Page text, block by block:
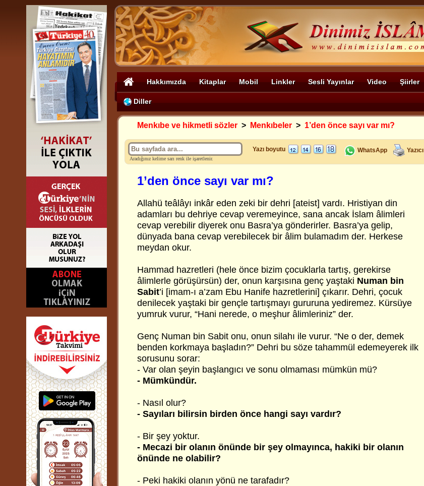
Hakkımızda Kitaplar Mobil Linkler Sesli Yayınlar Video Şiirler
Diller
Menkıbe ve hikmetli sözler > Menkıbeler > 1’den önce sayı var mı?
Aradığınız kelime sarı renk ile işaretlenir.
Yazı boyutu WhatsApp Yazıcı
1’den önce sayı var mı?
Allahü teâlâyı inkâr eden zeki bir dehri [ateist] vardı. Hristiyan din
adamları bu dehriye cevap veremeyince, sana ancak İslam âlimleri
cevap verebilir diyerek onu Basra’ya gönderirler. Basra’ya gelip,
dünyada bana cevap verebilecek bir âlim bulamadım der. Herkese
meydan okur.
Hammad hazretleri (hele önce bizim çocuklarla tartış, gerekirse
âlimlerle görüşürsün) der, onun karşısına genç yaştaki Numan bin
Sabit’i [imam-ı a’zam Ebu Hanife hazretlerini] çıkarır. Dehri, çocuk
denilecek yaştaki bir gençle tartışmayı gururuna yediremez. Kürsüye
yumruk vurur, “Hani nerede, o meşhur âlimleriniz” der.
Genç Numan bin Sabit onu, onun silahı ile vurur. “Ne o der, demek
benden korkmaya başladın?” Dehri bu söze tahammül edemeyerek ilk
sorusunu sorar:
- Var olan şeyin başlangıcı ve sonu olmaması mümkün mü?
- Mümkündür.
- Nasıl olur?
- Sayıları bilirsin birden önce hangi sayı vardır?
- Bir şey yoktur.
- Mecazi bir olanın önünde bir şey olmayınca, hakiki bir olanın
önünde ne olabilir?
- Peki hakiki olanın yönü ne tarafadır?